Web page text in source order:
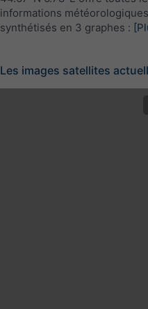
informations météorologiques
synthétisés en 3 graphes :
Les images satellites